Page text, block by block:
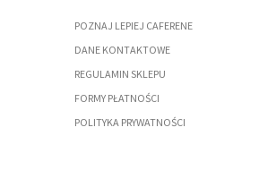
POZNAJ LEPIEJ CAFERENE
DANE KONTAKTOWE
REGULAMIN SKLEPU
FORMY PŁATNOŚCI
POLITYKA PRYWATNOŚCI